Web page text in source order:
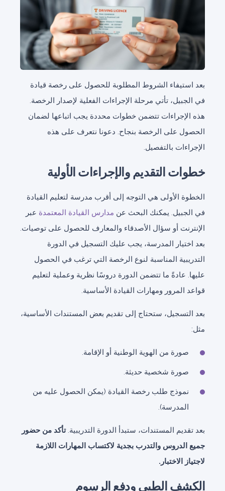
بعد استيفاء الشروط المطلوبة للحصول على رخصة قيادة
في الجبيل، تأتي مرحلة الإجراءات الفعلية لإصدار الرخصة.
هذه الإجراءات تتضمن خطوات محددة يجب اتباعها لضمان
الحصول على الرخصة بنجاح. دعونا نتعرف على هذه
الإجراءات بالتفصيل.
خطوات التقديم والإجراءات الأولية
الخطوة الأولى هي التوجه إلى أقرب مدرسة لتعليم القيادة
في الجبيل. يمكنك البحث عن مدارس القيادة المعتمدة عبر
الإنترنت أو سؤال الأصدقاء والمعارف للحصول على توصيات.
بعد اختيار المدرسة، يجب عليك التسجيل في الدورة
التدريبية المناسبة لنوع الرخصة التي ترغب في الحصول
عليها. عادةً ما تتضمن الدورة دروسًا نظرية وعملية لتعليم
قواعد المرور ومهارات القيادة الأساسية.
بعد التسجيل، ستحتاج إلى تقديم بعض المستندات الأساسية،
مثل:
صورة من الهوية الوطنية أو الإقامة.
صورة شخصية حديثة.
نموذج طلب رخصة القيادة (يمكن الحصول عليه من
المدرسة).
بعد تقديم المستندات، ستبدأ الدورة التدريبية.تأكد من حضور
جميع الدروس والتدرب بجدية لاكتساب المهارات اللازمة
لاجتياز الاختبار.
الكشف الطبي ودفع الرسوم